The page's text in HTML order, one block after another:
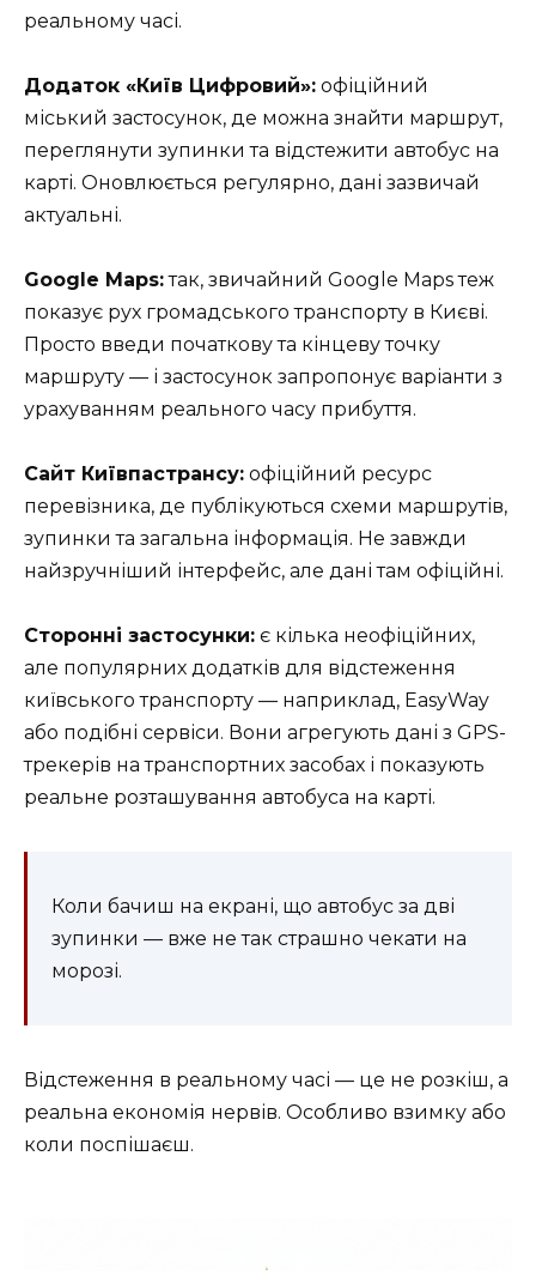
реальному часі.
Додаток «Київ Цифровий»: офіційний
міський застосунок, де можна знайти маршрут,
переглянути зупинки та відстежити автобус на
карті. Оновлюється регулярно, дані зазвичай
актуальні.
Google Maps:так, звичайний Google Maps теж
показує рух громадського транспорту в Києві.
Просто введи початкову та кінцеву точку
маршруту — і застосунок запропонує варіанти з
урахуванням реального часу прибуття.
Сайт Київпастрансу: офіційний ресурс
перевізника, де публікуються схеми маршрутів,
зупинки та загальна інформація. Не завжди
найзручніший інтерфейс, але дані там офіційні.
Сторонні застосунки: є кілька неофіційних,
але популярних додатків для відстеження
київського транспорту — наприклад, EasyWay
або подібні сервіси. Вони агрегують дані з GPS-
трекерів на транспортних засобах і показують
реальне розташування автобуса на карті.
Коли бачиш на екрані, що автобус за дві
зупинки — вже не так страшно чекати на
морозі.
Відстеження в реальному часі — це не розкіш, а
реальна економія нервів. Особливо взимку або
коли поспішаєш.